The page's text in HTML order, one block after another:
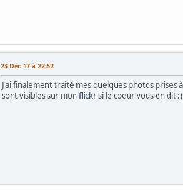
23 Déc 17 à 22:52
J'ai finalement traité mes quelques photos prises
sont visibles sur monflickrsi le coeur vous en dit :)